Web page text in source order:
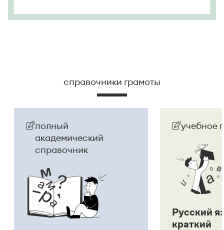
справочники грамоты
полный
академический
справочник
учебное
Русский
краткий